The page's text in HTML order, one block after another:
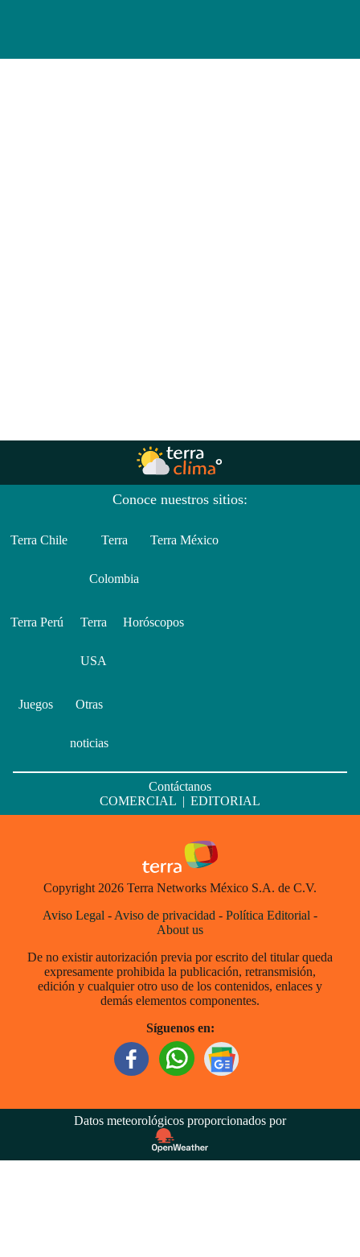
Conoce nuestros sitios:
Terra Chile Terra
Colombia
Terra México
Terra Perú Terra
USA
Horóscopos
Juegos Otras
noticias
Contáctanos
COMERCIAL | EDITORIAL
Copyright 2026 Terra Networks México S.A. de C.V.
Aviso Legal - Aviso de privacidad - Política Editorial -
About us
De no existir autorización previa por escrito del titular queda
expresamente prohibida la publicación, retransmisión,
edición y cualquier otro uso de los contenidos, enlaces y
demás elementos componentes.
Síguenos en:
Datos meteorológicos proporcionados por